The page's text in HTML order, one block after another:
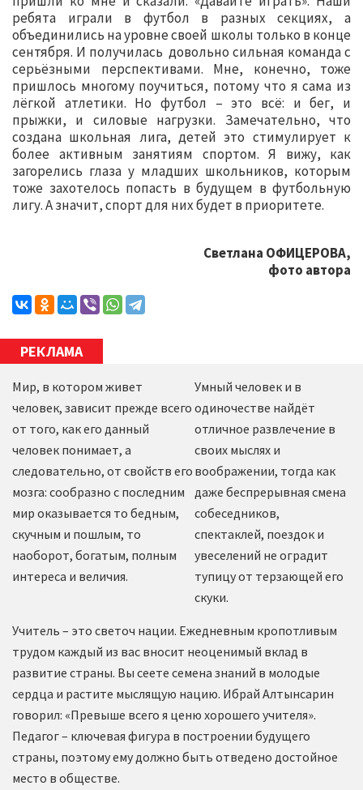
ребята играли в футбол в разных секциях, а
объединились на уровне своей школы только в конце
сентября. И получилась довольно сильная команда с
серьёзными перспективами. Мне, конечно, тоже
пришлось многому поучиться, потому что я сама из
лёгкой атлетики. Но футбол – это всё: и бег, и
прыжки, и силовые нагрузки. Замечательно, что
создана школьная лига, детей это стимулирует к
более активным занятиям спортом. Я вижу, как
загорелись глаза у младших школьников, которым
тоже захотелось попасть в будущем в футбольную
лигу. А значит, спорт для них будет в приоритете.
Светлана ОФИЦЕРОВА,
фото автора
РЕКЛАМА
Мир, в котором живет
человек, зависит прежде всего
от того, как его данный
человек понимает, а
следовательно, от свойств его
мозга: сообразно с последним
мир оказывается то бедным,
скучным и пошлым, то
наоборот, богатым, полным
интереса и величия.
Умный человек и в
одиночестве найдёт
отличное развлечение в
своих мыслях и
воображении, тогда как
даже беспрерывная смена
собеседников,
спектаклей, поездок и
увеселений не оградит
тупицу от терзающей его
скуки.
Учитель – это светоч нации. Ежедневным кропотливым
трудом каждый из вас вносит неоценимый вклад в
развитие страны. Вы сеете семена знаний в молодые
сердца и растите мыслящую нацию. Ибрай Алтынсарин
говорил: «Превыше всего я ценю хорошего учителя».
Педагог – ключевая фигура в построении будущего
страны, поэтому ему должно быть отведено достойное
место в обществе.